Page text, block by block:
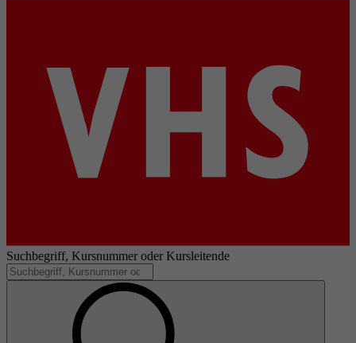
Suchbegriff, Kursnummer oder Kursleitende